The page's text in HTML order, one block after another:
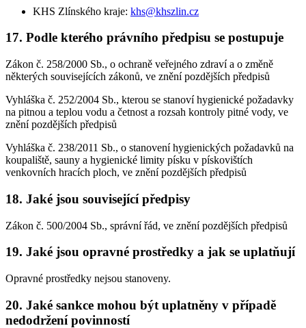
KHS Zlínského kraje: khs@khszlin.cz
17. Podle kterého právního předpisu se postupuje
Zákon č. 258/2000 Sb., o ochraně veřejného zdraví a o změně
některých souvisejících zákonů, ve znění pozdějších předpisů
Vyhláška č. 252/2004 Sb., kterou se stanoví hygienické požadavky
na pitnou a teplou vodu a četnost a rozsah kontroly pitné vody, ve
znění pozdějších předpisů
Vyhláška č. 238/2011 Sb., o stanovení hygienických požadavků na
koupaliště, sauny a hygienické limity písku v pískovištích
venkovních hracích ploch, ve znění pozdějších předpisů
18. Jaké jsou související předpisy
Zákon č. 500/2004 Sb., správní řád, ve znění pozdějších předpisů
19. Jaké jsou opravné prostředky a jak se uplatňují
Opravné prostředky nejsou stanoveny.
20. Jaké sankce mohou být uplatněny v případě
nedodržení povinností